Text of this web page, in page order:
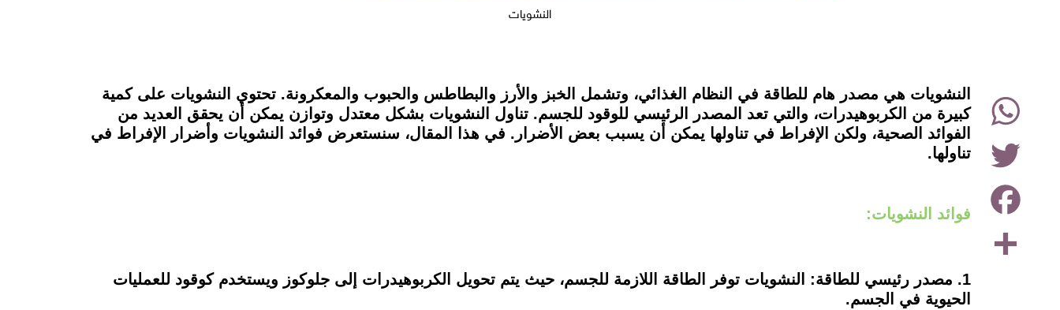
النشويات
Share
Facebook
Twitter
WhatsAppالنشويات هي مصدر هام للطاقة في النظام الغذائي، وتشمل الخبز والأرز والبطاطس والحبوب والمعكرونة. تحتوي النشويات على كمية
كبيرة من الكربوهيدرات، والتي تعد المصدر الرئيسي للوقود للجسم. تناول النشويات بشكل معتدل وتوازن يمكن أن يحقق العديد من
الفوائد الصحية، ولكن الإفراط في تناولها يمكن أن يسبب بعض الأضرار. في هذا المقال، سنستعرض فوائد النشويات وأضرار الإفراط في
تناولها.
فوائد النشويات:
1. مصدر رئيسي للطاقة: النشويات توفر الطاقة اللازمة للجسم، حيث يتم تحويل الكربوهيدرات إلى جلوكوز ويستخدم كوقود للعمليات
الحيوية في الجسم.